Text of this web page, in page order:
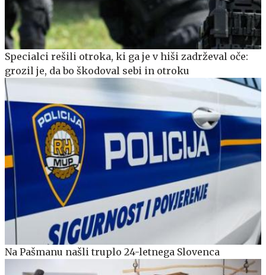
Specialci rešili otroka, ki ga je v hiši zadrževal oče:
grozil je, da bo škodoval sebi in otroku
Na Pašmanu našli truplo 24-letnega Slovenca